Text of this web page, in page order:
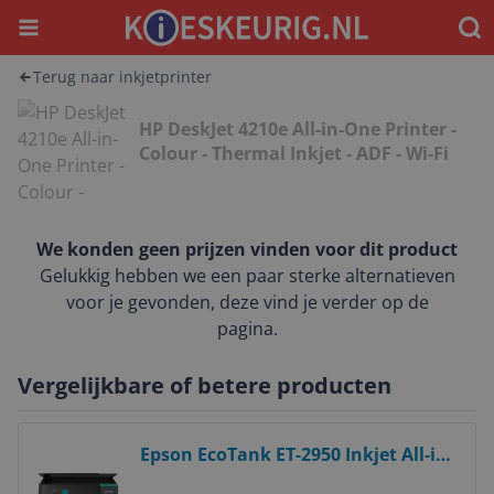
Menu
Terug naar inkjetprinter
HP DeskJet 4210e All-in-One Printer -
Colour - Thermal Inkjet - ADF - Wi-Fi
We konden geen prijzen vinden voor dit product
Gelukkig hebben we een paar sterke alternatieven
voor je gevonden, deze vind je verder op de
pagina.
Vergelijkbare of betere producten
Epson EcoTank ET-2950 Inkjet All-in-